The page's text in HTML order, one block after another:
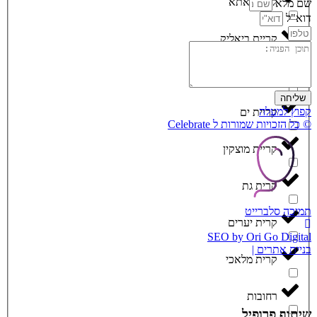
קריית ביאליק
קריית ים
קריית מוצקין
קרית גת
קרית יערים
קרית מלאכי
רחובות
שם מלא
דוא"ל
שליחה
קפוץ למעלה
© כל הזכויות שמורות ל Celebrate
תמיכה סלברייט
SEO by Ori Go Digital
בניית אתרים |